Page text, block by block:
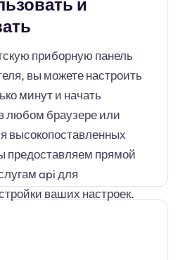
и
приборную панель
вы можете настроить
минут и начать
любом браузере или
высокопоставленных
предоставляем прямой
api для
ваших настроек.